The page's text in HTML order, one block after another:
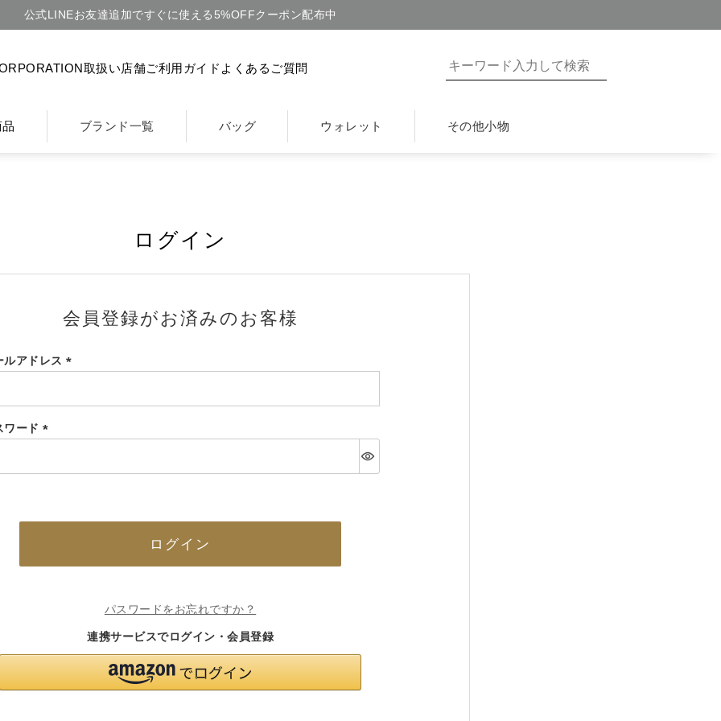
公式LINEお友達追加ですぐに使える5%OFFクーポン配布中
取扱い店舗ご利用ガイド よくあるご質問
ブランド一覧 バッグ ウォレット その他小物
ログイン
会員登録がお済みのお客様
ルアドレス
須)
ワード
須)
ログイン
パスワードをお忘れですか？
連携サービスでログイン・会員登録